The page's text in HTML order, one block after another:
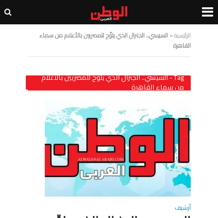
الرئيسية»السيسي.. الجنرال الذي يلوِّح للمصريين بالأعلام من سماء
القاهرة
Tag - السيسي.. الجنرال الذي يلوِّح للمصريين بالأعلام
من سماء القاهرة
أرشيف